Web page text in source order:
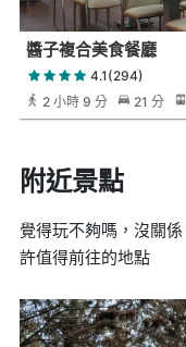
醬子複合美食餐廳
4.1(294)
2 小時 9 分
21 分
附近景點
覺得玩不夠嗎，沒關
許值得前往的地點